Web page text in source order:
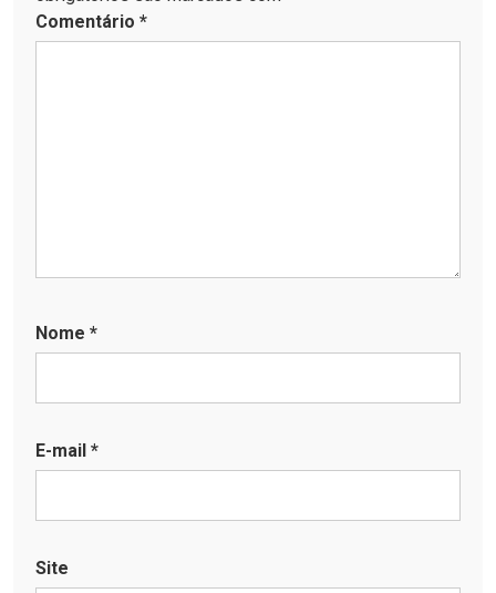
Comentário *
Nome *
E-mail *
Site